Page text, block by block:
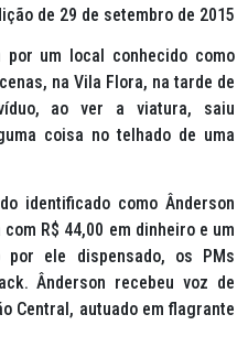
de 29 de setembro de 2015
um local conhecido como
na Vila Flora, na tarde de
ao ver a viatura, saiu
coisa no telhado de uma
identificado como Ânderson
R$ 44,00 em dinheiro e um
por ele dispensado, os PMs
Ânderson recebeu voz de
Central, autuado em flagrante